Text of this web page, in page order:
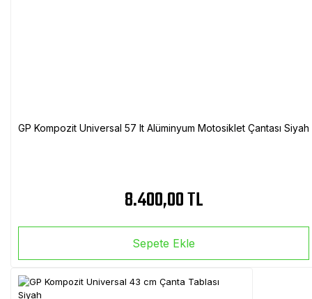
GP Kompozit Universal 57 lt Alüminyum Motosiklet Çantası Siyah
8.400,00 TL
Sepete Ekle